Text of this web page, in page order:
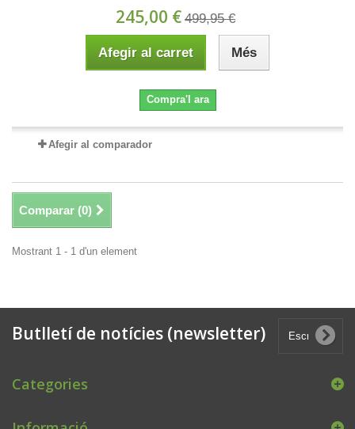
245,00 € 499,95 €
Afegir al carret Més
Compra'l ara
Afegir al comparador
Comparar (0)
Mostrant 1 - 1 d'un element
Butlletí de notícies (newsletter)
Categories